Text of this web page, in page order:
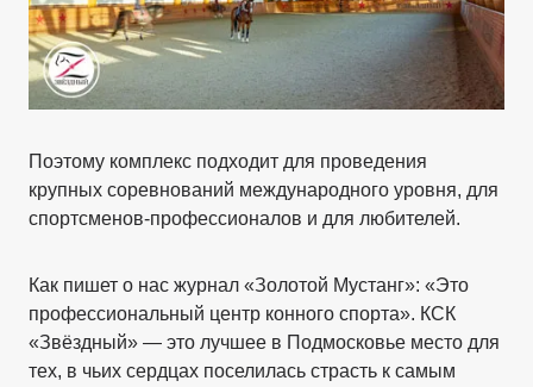
Поэтому комплекс подходит для проведения
крупных соревнований международного уровня, для
спортсменов-профессионалов и для любителей.
Как пишет о нас журнал «Золотой Мустанг»: «Это
профессиональный центр конного спорта». КСК
«Звёздный» — это лучшее в Подмосковье место для
тех, в чьих сердцах поселилась страсть к самым